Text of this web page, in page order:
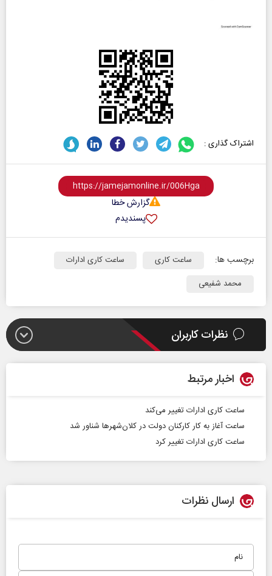
اشتراک گذاری :
گزارش خطا
پسندیدم
برچسب ها: ساعت کاری
ساعت کاری ادارات
محمد شفیعی
نظرات کاربران
اخبار مرتبط
ساعت کاری ادارات تغییر می‌کند
ساعت آغاز به کار کارکنان دولت در کلان‌شهرها شناور شد
ساعت‌ کاری ادارات تغییر کرد
ارسال نظرات